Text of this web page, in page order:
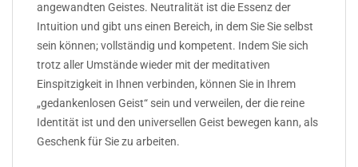
angewandten Geistes. Neutralität ist die Essenz der
Intuition und gibt uns einen Bereich, in dem Sie Sie selbst
sein können; vollständig und kompetent. Indem Sie sich
trotz aller Umstände wieder mit der meditativen
Einspitzigkeit in Ihnen verbinden, können Sie in Ihrem
„gedankenlosen Geist“ sein und verweilen, der die reine
Identität ist und den universellen Geist bewegen kann, als
Geschenk für Sie zu arbeiten.